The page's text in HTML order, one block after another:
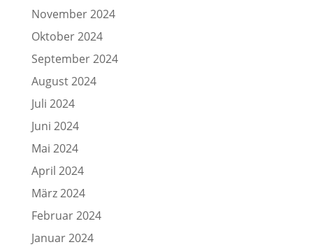
November 2024
Oktober 2024
September 2024
August 2024
Juli 2024
Juni 2024
Mai 2024
April 2024
März 2024
Februar 2024
Januar 2024